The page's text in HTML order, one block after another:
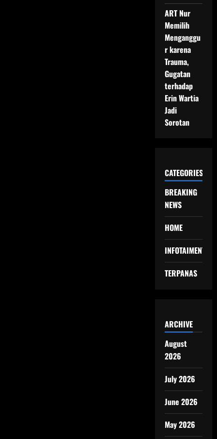
ART Nur
Memilih
Menganggu
r karena
Trauma,
Gugatan
terhadap
Erin Wartia
Jadi
Sorotan
CATEGORIES
BREAKING
NEWS
HOME
INFOTAIMENT
TERPANAS
ARCHIVE
August
2026
July 2026
June 2026
May 2026